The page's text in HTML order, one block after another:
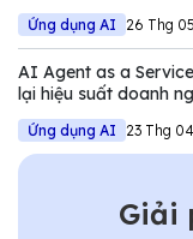
Ứng dụng AI 26 Thg
AI Agent as a
lại hiệu suất doanh
Ứng dụng AI 23 Thg
Giải